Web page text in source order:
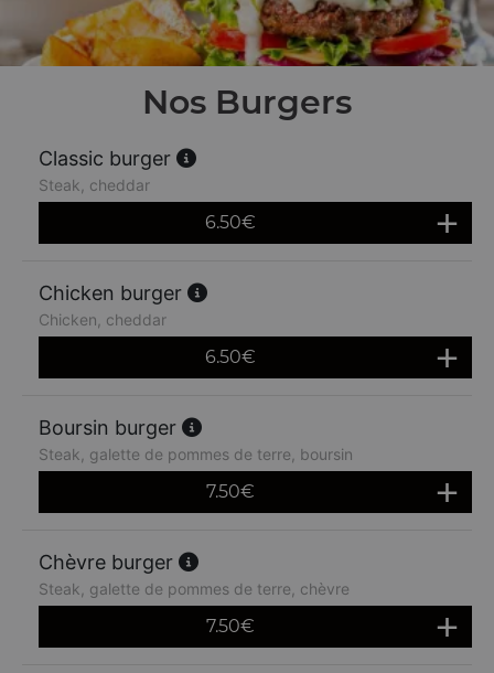
Nos Burgers
Classic burger
Steak, cheddar
6.50€
Chicken burger
Chicken, cheddar
6.50€
Boursin burger
Steak, galette de pommes de terre, boursin
7.50€
Chèvre burger
Steak, galette de pommes de terre, chèvre
7.50€